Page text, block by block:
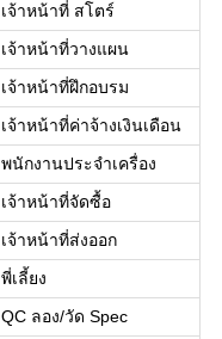
เจ้าหน้าที่ สโตร์
เจ้าหน้าที่วางแผน
เจ้าหน้าที่ฝึกอบรม
เจ้าหน้าที่ค่าจ้างเงินเดือน
พนักงานประจำเครื่อง
เจ้าหน้าที่จัดซื้อ
เจ้าหน้าที่ส่งออก
พี่เลี้ยง
QC ลอง/วัด Spec